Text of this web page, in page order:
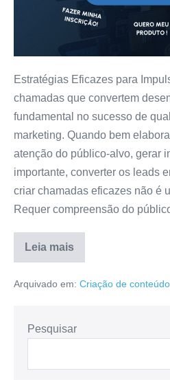
Estratégias Eficazes para
chamadas que convertem
fundamental no sucesso de
marketing. Quando bem
atenção do público-alvo, gerar
importante, converter os leads
criar chamadas eficazes não é
Requer compreensão do
Leia mais
Arquivado em: Criação de conteúdo
Pesquisar